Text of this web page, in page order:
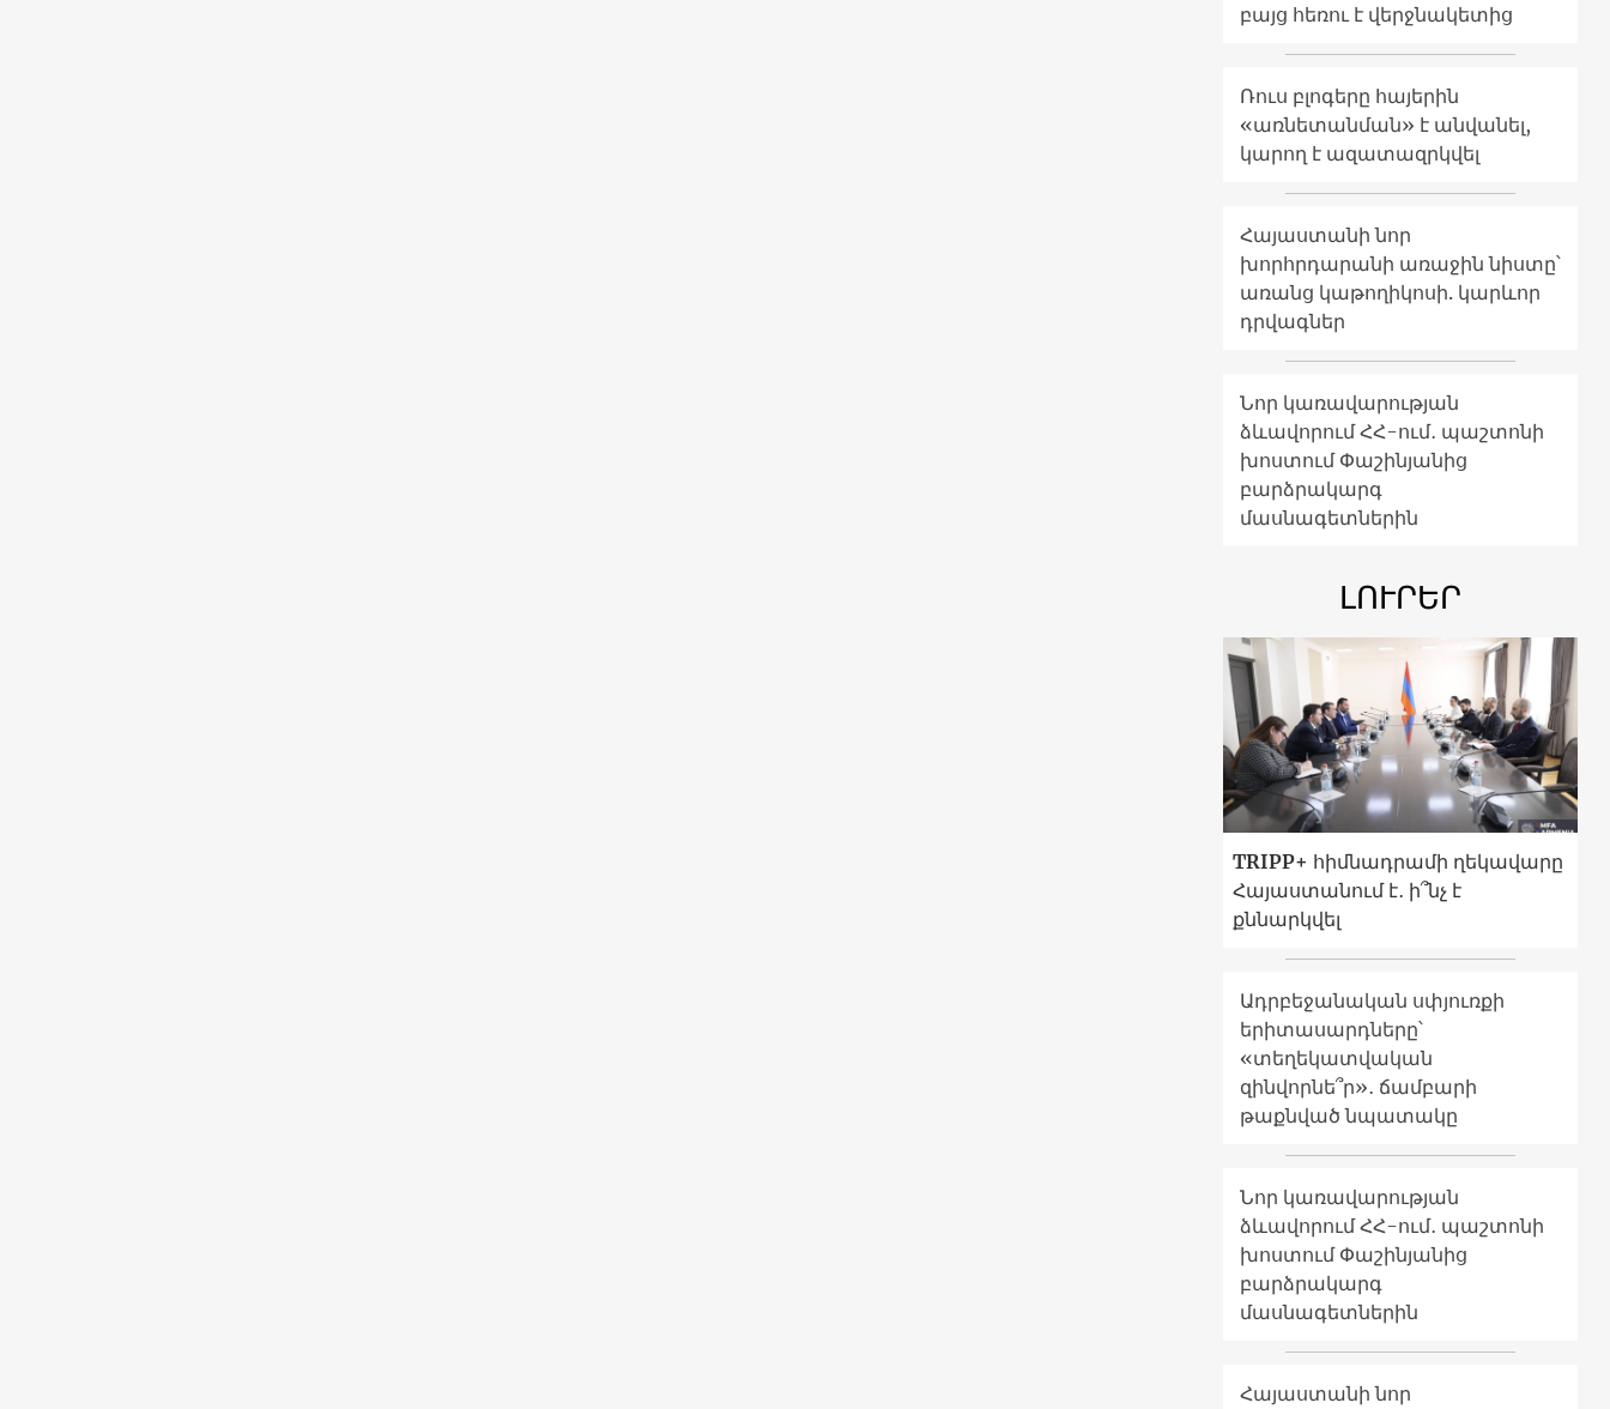
բայց հեռու է վերջնակետից
Ռուս բլոգերը հայերին
«առնետանման» է անվանել,
կարող է ազատազրկվել
Հայաստանի նոր
խորհրդարանի առաջին նիստը՝
առանց կաթողիկոսի. կարևոր
դրվագներ
Նոր կառավարության
ձևավորում ՀՀ-ում․ պաշտոնի
խոստում Փաշինյանից
բարձրակարգ
մասնագետներին
ԼՈՒՐԵՐ
TRIPP+ հիմնադրամի ղեկավարը
Հայաստանում է․ ի՞նչ է
քննարկվել
Ադրբեջանական սփյուռքի
երիտասարդները՝
«տեղեկատվական
զինվորնե՞ր»․ ճամբարի
թաքնված նպատակը
Նոր կառավարության
ձևավորում ՀՀ-ում․ պաշտոնի
խոստում Փաշինյանից
բարձրակարգ
մասնագետներին
Հայաստանի նոր